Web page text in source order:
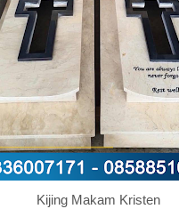
Kijing Makam Kristen